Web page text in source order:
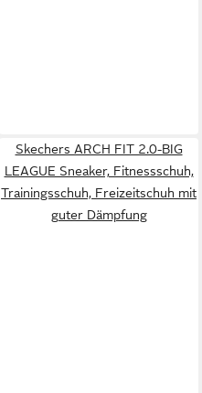
Skechers ARCH FIT 2.0-BIG
LEAGUE Sneaker, Fitnessschuh,
Trainingsschuh, Freizeitschuh mit
guter Dämpfung